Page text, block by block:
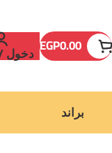
EGP0.00 دخول
براند